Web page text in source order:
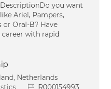
you want
Ariel, Pampers,
or Oral-B? Have
with rapid
Netherlands
Job IdR000154993